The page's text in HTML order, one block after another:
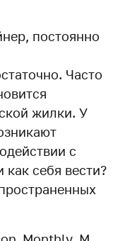
постоянно
Часто
жилки. У
с
как себя вести?